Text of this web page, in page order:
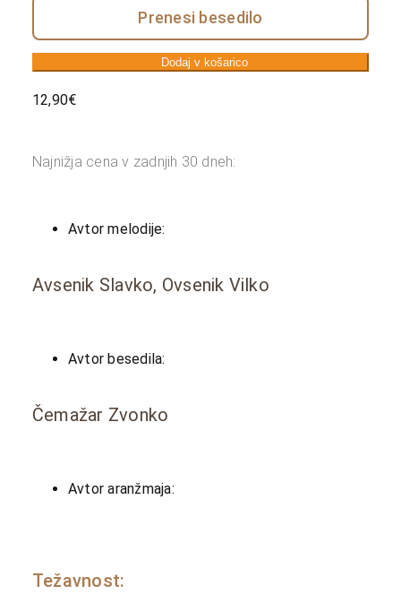
Prenesi besedilo
Dodaj v košarico
12,90€
Najnižja cena v zadnjih 30 dneh:
Avtor melodije:
Avsenik Slavko, Ovsenik Vilko
Avtor besedila:
Čemažar Zvonko
Avtor aranžmaja:
Težavnost: